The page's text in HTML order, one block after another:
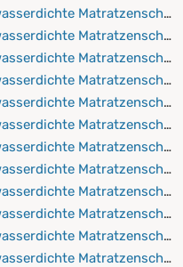
cm
cm
cm
cm
cm
cm
cm
cm
cm
cm
cm
cm